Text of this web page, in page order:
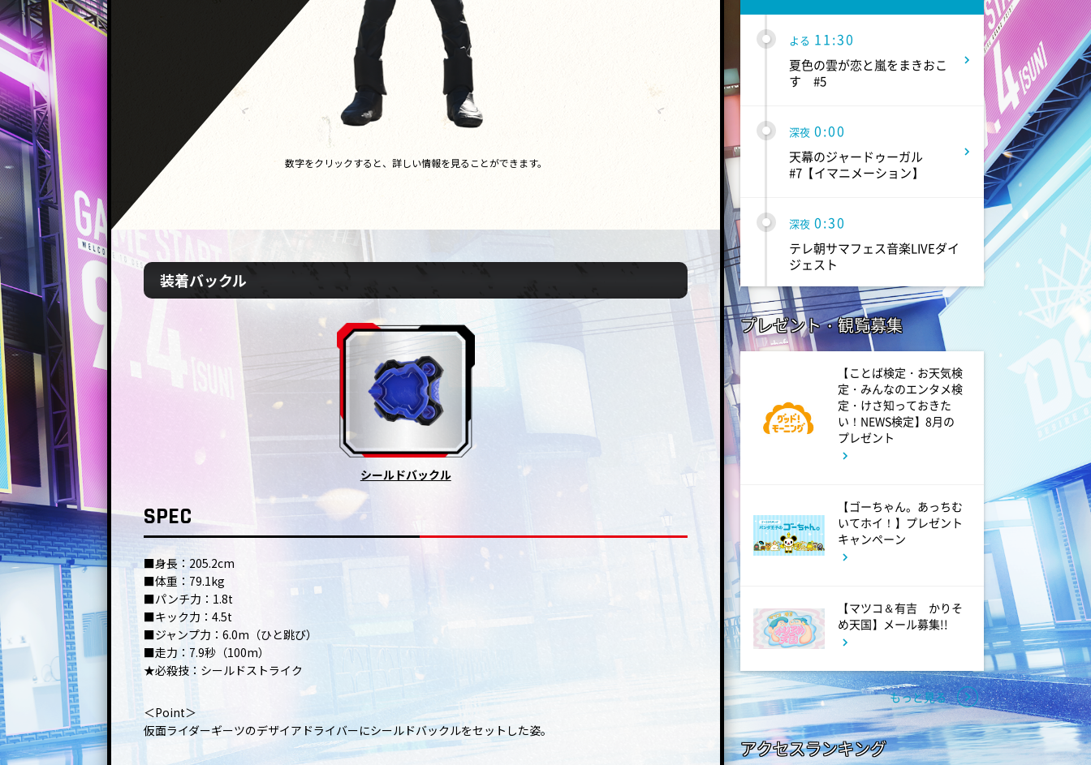
数字をクリックすると、詳しい情報を見ることができます。
装着バックル
シールドバックル
SPEC
■身長：205.2cm
■体重：79.1kg
■パンチ力：1.8t
■キック力：4.5t
■ジャンプ力：6.0m（ひと跳び）
■走力：7.9秒（100m）
★必殺技：シールドストライク
＜Point＞
仮面ライダーギーツのデザイアドライバーにシールドバックルをセットした姿。
よる 11:30
夏色の雲が恋と嵐をまきおこ
す #5
深夜 0:00
天幕のジャードゥーガル
#7【イマニメーション】
深夜 0:30
テレ朝サマフェス音楽LIVEダイ
ジェスト
深夜 1:00
タイムトラベルダディ #2
ダイアン津田ドラマ初主演作
品 脚本:上田誠
深夜 1:30
ワールドプロレスリング
2:00
「きみを愛する気はない」と言
った次期公爵様がなぜか溺愛し
てきます #6
深夜 2:30
花織さんは転生しても喧嘩がし
たい【ANiMAZiNG!!!】 #5
深夜 3:00
上田ちゃんネル 楽屋トークを
覗き見!芸人たちの座持ちがい
い話
プレゼント・観覧募集
【ことば検定・お天気検
定・みんなのエンタメ検
定・けさ知っておきた
い！NEWS検定】8月の
プレゼント
【ゴーちゃん。あっちむ
いてホイ！】プレゼント
キャンペーン
【マツコ＆有吉 かりそ
め天国】メール募集!!
もっと見る
アクセスランキング